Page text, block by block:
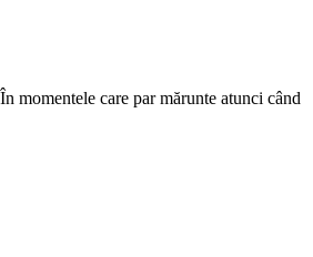
momentele care par mărunte atunci când